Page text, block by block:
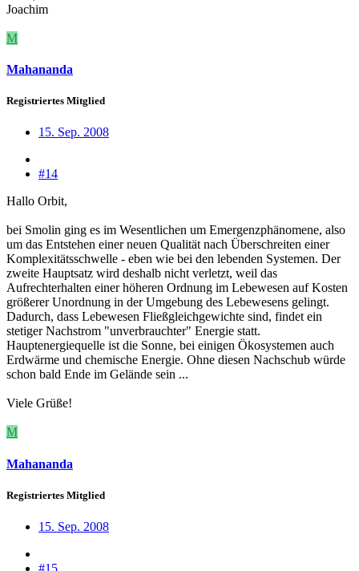
Joachim
M
Mahananda
Registriertes Mitglied
15. Sep. 2008
#14
Hallo Orbit,
bei Smolin ging es im Wesentlichen um Emergenzphänomene, also
um das Entstehen einer neuen Qualität nach Überschreiten einer
Komplexitätsschwelle - eben wie bei den lebenden Systemen. Der
zweite Hauptsatz wird deshalb nicht verletzt, weil das
Aufrechterhalten einer höheren Ordnung im Lebewesen auf Kosten
größerer Unordnung in der Umgebung des Lebewesens gelingt.
Dadurch, dass Lebewesen Fließgleichgewichte sind, findet ein
stetiger Nachstrom "unverbrauchter" Energie statt.
Hauptenergiequelle ist die Sonne, bei einigen Ökosystemen auch
Erdwärme und chemische Energie. Ohne diesen Nachschub würde
schon bald Ende im Gelände sein ...
Viele Grüße!
M
Mahananda
Registriertes Mitglied
15. Sep. 2008
#15